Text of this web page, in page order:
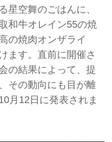
星空舞のごはんに、
和牛オレイン55の焼
の焼肉オンザライ
ます。直前に開催さ
の結果によって、提
その動向にも目が離
月12日に発表されま